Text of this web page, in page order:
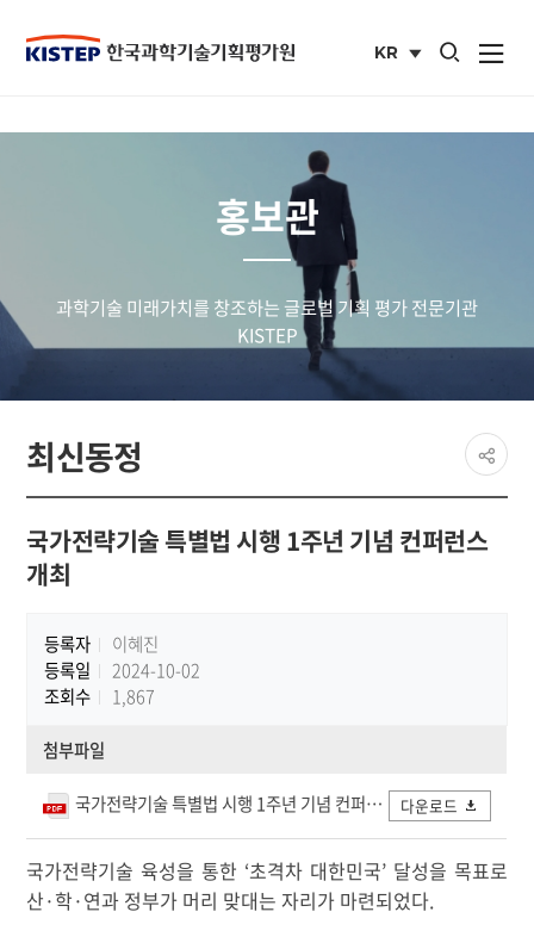
KR
통합검색 열기
사이트맵
홍보관
과학기술 미래가치를 창조하는 글로벌 기획 평가 전문기관
KISTEP
최신동정
페이지
공유
share
국가전략기술 특별법 시행 1주년 기념 컨퍼런스
개최
등록자
이혜진
등록일
2024-10-02
조회수
1,867
첨부파일
국가전략기술 특별법 시행 1주년 기념 컨퍼런스 자료집.pdf 다운로드
국가전략기술 육성을 통한 ‘초격차 대한민국’ 달성을 목표로
산·학·연과 정부가 머리 맞대는 자리가 마련되었다.